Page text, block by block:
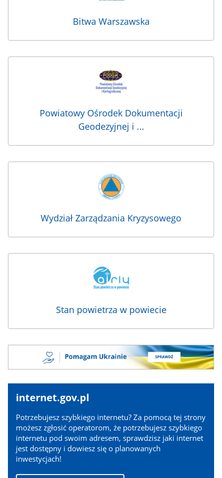
Bitwa Warszawska
Powiatowy Ośrodek Dokumentacji
Geodezyjnej i ...
Wydział Zarządzania Kryzysowego
Stan powietrza w powiecie
Pomagam
Ukrainie
internet.gov.pl
Potrzebujesz szybkiego internetu? Za pomocą tej strony
możesz zgłosić operatorom, że potrzebujesz szybkiego
internetu pod swoim adresem, sprawdzisz jaki internet
jest dostępny i dowiesz się o planowanych
inwestycjach!